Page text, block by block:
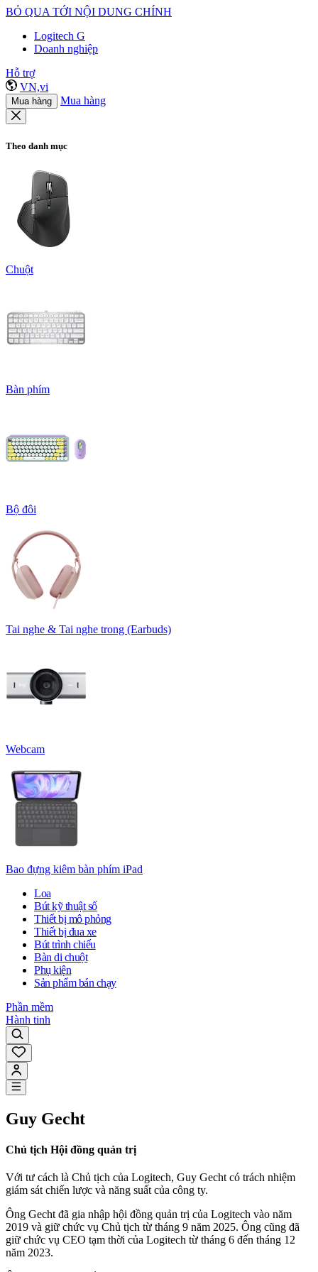
BỎ QUA TỚI NỘI DUNG CHÍNH
Logitech G
Doanh nghiệp
Hỗ trợ
VN,vi
Mua hàng Mua hàng
Theo danh mục
Chuột
Bàn phím
Bộ đôi
Tai nghe & Tai nghe trong (Earbuds)
Webcam
Bao đựng kiêm bàn phím iPad
Loa
Bút kỹ thuật số
Thiết bị mô phỏng
Thiết bị đua xe
Bút trình chiếu
Bàn di chuột
Phụ kiện
Sản phẩm bán chạy
Phần mềm
Hành tinh
Guy Gecht
Chủ tịch Hội đồng quản trị
Với tư cách là Chủ tịch của Logitech, Guy Gecht có trách nhiệm
giám sát chiến lược và năng suất của công ty.
Ông Gecht đã gia nhập hội đồng quản trị của Logitech vào năm
2019 và giữ chức vụ Chủ tịch từ tháng 9 năm 2025. Ông cũng đã
giữ chức vụ CEO tạm thời của Logitech từ tháng 6 đến tháng 12
năm 2023.